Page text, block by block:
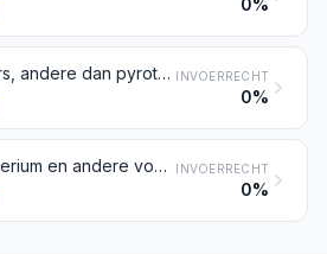
Lucifers, andere dan pyrotechnische artikelen bedoeld bij post 3604 INVOERRECHT
0%
Ferrocerium en andere vonkende legeringen, ongeacht de vorm; artikelen uit ontvlambare stoffen bedoeld bij aantekening 2 op dit hoofdstuk INVOERRECHT
0%